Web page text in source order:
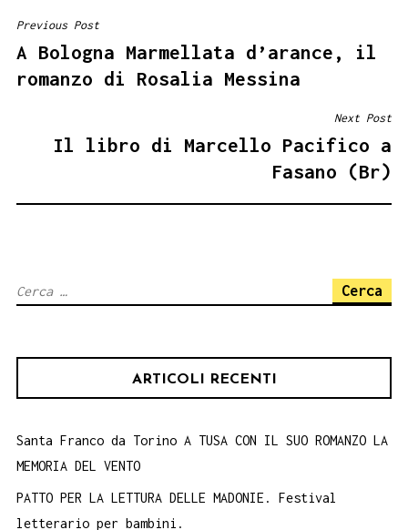
NAVIGAZIONE
ARTICOLI
Previous Post
A Bologna Marmellata d’arance, il
romanzo di Rosalia Messina
Next Post
Il libro di Marcello Pacifico a
Fasano (Br)
Ricerca
ARTICOLI RECENTI
Santa Franco da Torino A TUSA CON IL SUO ROMANZO LA
MEMORIA DEL VENTO
PATTO PER LA LETTURA DELLE MADONIE. Festival
letterario per bambini.